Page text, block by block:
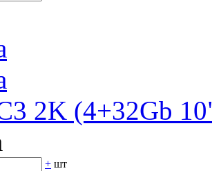
2K (4+32Gb
+ шт